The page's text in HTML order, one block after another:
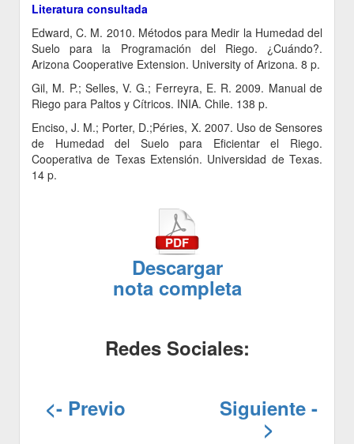
Literatura consultada
Edward, C. M. 2010. Métodos para Medir la Humedad del
Suelo para la Programación del Riego. ¿Cuándo?.
Arizona Cooperative Extension. University of Arizona. 8 p.
Gil, M. P.; Selles, V. G.; Ferreyra, E. R. 2009. Manual de
Riego para Paltos y Cítricos. INIA. Chile. 138 p.
Enciso, J. M.; Porter, D.;Péries, X. 2007. Uso de Sensores
de Humedad del Suelo para Eficientar el Riego.
Cooperativa de Texas Extensión. Universidad de Texas.
14 p.
Descargar
nota completa
Redes Sociales:
<- Previo Siguiente -
>